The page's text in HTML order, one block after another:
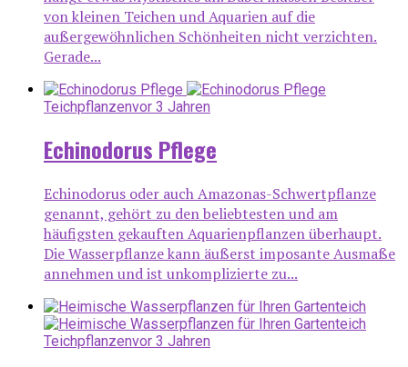
von kleinen Teichen und Aquarien auf die
außergewöhnlichen Schönheiten nicht verzichten.
Gerade...
Teichpflanzenvor 3 Jahren
Echinodorus Pflege
Echinodorus oder auch Amazonas-Schwertpflanze
genannt, gehört zu den beliebtesten und am
häufigsten gekauften Aquarienpflanzen überhaupt.
Die Wasserpflanze kann äußerst imposante Ausmaße
annehmen und ist unkomplizierte zu...
Teichpflanzenvor 3 Jahren